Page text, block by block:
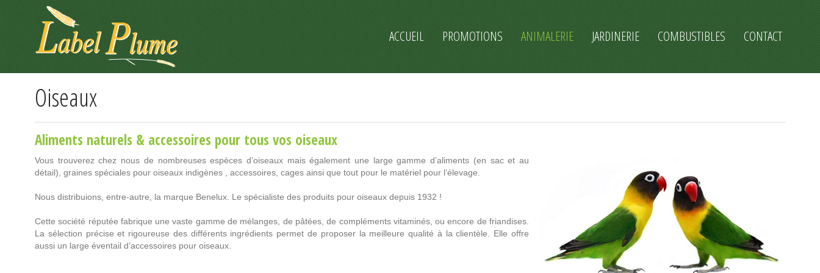
ACCUEIL PROMOTIONS ANIMALERIE JARDINERIE COMBUSTIBLES CONTACT
Oiseaux
Aliments naturels & accessoires pour tous vos oiseaux
Vous trouverez chez nous de nombreuses espèces d’oiseaux mais également une large gamme d’aliments (en sac et au
détail), graines spéciales pour oiseaux indigènes , accessoires, cages ainsi que tout pour le matériel pour l’élevage.
Nous distribuions, entre-autre, la marque Benelux. Le spécialiste des produits pour oiseaux depuis 1932 !
Cette société réputée fabrique une vaste gamme de mélanges, de pâtées, de compléments vitaminés, ou encore de friandises.
La sélection précise et rigoureuse des différents ingrédients permet de proposer la meilleure qualité à la clientèle. Elle offre
aussi un large éventail d’accessoires pour oiseaux.
Panneau de gestion des cookies